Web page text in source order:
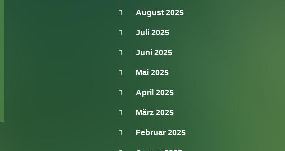
August 2025
Juli 2025
Juni 2025
Mai 2025
April 2025
März 2025
Februar 2025